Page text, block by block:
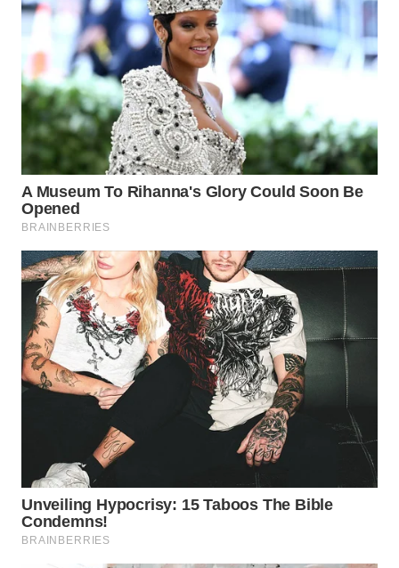
WN
KARAWANG
WN
BEKASI
WN
BOGOR
WN
WN
TAPANULI
UTARA
WN
SAMOSIR
PADANG
LAWAS
WN
SUMEDANG